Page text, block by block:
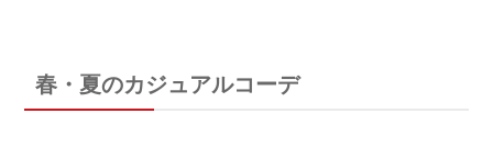
春・夏のカジュアルコーデ